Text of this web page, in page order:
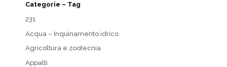
Categorie – Tag
231
Acqua – Inquinamento idrico
Agricoltura e zootecnia
Appalti